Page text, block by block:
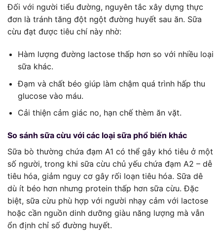
Đối với người tiểu đường, nguyên tắc xây dựng thực
đơn là tránh tăng đột ngột đường huyết sau ăn. Sữa
cừu đạt được tiêu chí này nhờ:
Hàm lượng đường lactose thấp hơn so với nhiều loại
sữa khác.
Đạm và chất béo giúp làm chậm quá trình hấp thu
glucose vào máu.
Cải thiện cảm giác no, hạn chế thèm ăn vặt.
So sánh sữa cừu với các loại sữa phổ biến khác
Sữa bò thường chứa đạm A1 có thể gây khó tiêu ở một
số người, trong khi sữa cừu chủ yếu chứa đạm A2 – dễ
tiêu hóa, giảm nguy cơ gây rối loạn tiêu hóa. Sữa dê
dù ít béo hơn nhưng protein thấp hơn sữa cừu. Đặc
biệt, sữa cừu phù hợp với người nhạy cảm với lactose
hoặc cần nguồn dinh dưỡng giàu năng lượng mà vẫn
ổn định chỉ số đường huyết.